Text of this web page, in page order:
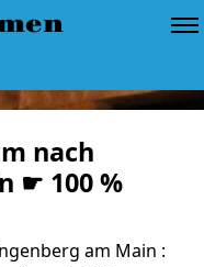
nach
☛ 100 %
am Main :